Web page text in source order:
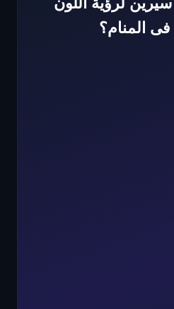
فى المنام؟